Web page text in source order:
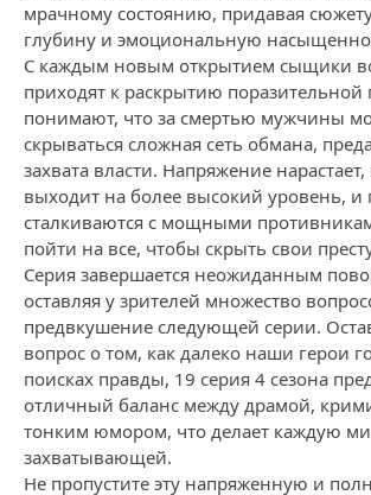
мрачному состоянию, придавая
глубину и эмоциональную
С каждым новым открытием сыщики
приходят к раскрытию
понимают, что за смертью мужчины
скрываться сложная сеть обмана,
захвата власти. Напряжение
выходит на более высокий уровень, и
сталкиваются с мощными
пойти на все, чтобы скрыть свои
Серия завершается неожиданным
оставляя у зрителей множество
предвкушение следующей серии.
вопрос о том, как далеко наши герои
поисках правды, 19 серия 4 сезона
отличный баланс между драмой,
тонким юмором, что делает каждую
захватывающей.
Не пропустите эту напряженную и